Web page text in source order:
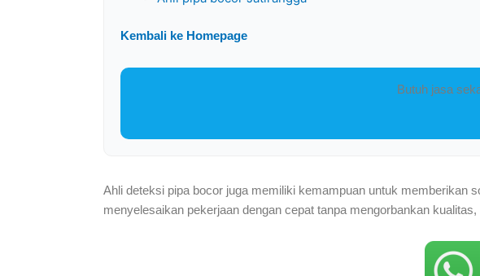
Kembali ke Homepage
Butuh jasa
Ahli deteksi pipa bocor juga memiliki kemampuan untuk memberikan
menyelesaikan pekerjaan dengan cepat tanpa mengorbankan